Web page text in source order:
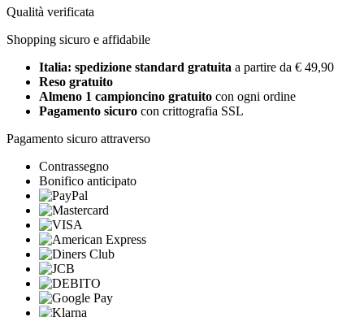
Qualità verificata
Shopping sicuro e affidabile
Italia: spedizione standard gratuita a partire da € 49,90
Reso gratuito
Almeno 1 campioncino gratuito con ogni ordine
Pagamento sicuro con crittografia SSL
Pagamento sicuro attraverso
Contrassegno
Bonifico anticipato